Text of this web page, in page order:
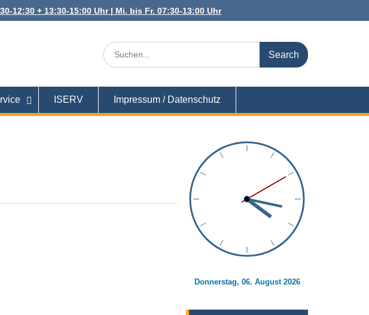
12:30 + 13:30-15:00 Uhr | Mi. bis Fr. 07:30-13:00 Uhr
Search
for:
ISERV Impressum / Datenschutz
Donnerstag, 06. August 2026